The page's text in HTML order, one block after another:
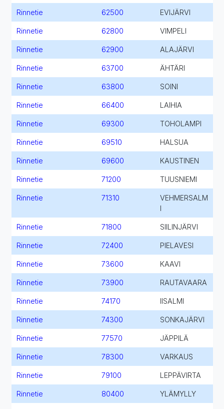
Rinnetie 62500 EVIJÄRVI
Rinnetie 62800 VIMPELI
Rinnetie 62900 ALAJÄRVI
Rinnetie 63700 ÄHTÄRI
Rinnetie 63800 SOINI
Rinnetie 66400 LAIHIA
Rinnetie 69300 TOHOLAMPI
Rinnetie 69510 HALSUA
Rinnetie 69600 KAUSTINEN
Rinnetie 71200 TUUSNIEMI
Rinnetie 71310
VEHMERSALM
Rinnetie 71800 SIILINJÄRVI
Rinnetie 72400 PIELAVESI
Rinnetie 73600 KAAVI
Rinnetie 73900 RAUTAVAARA
Rinnetie 74170 IISALMI
Rinnetie 74300 SONKAJÄRVI
Rinnetie 77570 JÄPPILÄ
Rinnetie 78300 VARKAUS
Rinnetie 79100 LEPPÄVIRTA
Rinnetie 80400 YLÄMYLLY